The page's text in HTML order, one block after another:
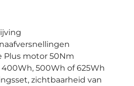
Plus motor 50Nm
500Wh of 625Wh
zichtbaarheid van